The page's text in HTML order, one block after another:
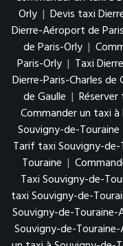
Orly | Devis taxi
Dierre-Aéroport de
de Paris-Orly |
Paris-Orly | Taxi
Dierre-Paris-Charles de
de Gaulle |
Commander un taxi à
Souvigny-de-Touraine
Tarif taxi Souvigny-de-
Touraine |
Taxi Souvigny-de-
taxi Souvigny-de-
Souvigny-de-
Souvigny-de-